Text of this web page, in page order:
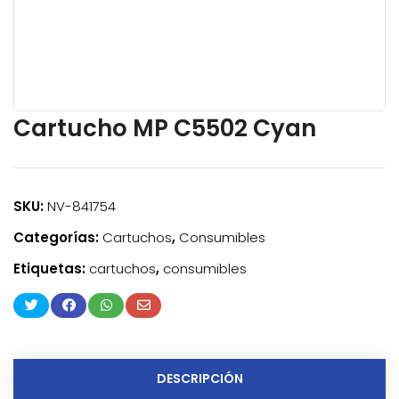
Cartucho MP C5502 Cyan
SKU:NV-841754
Categorías: Cartuchos, Consumibles
Etiquetas: cartuchos, consumibles
DESCRIPCIÓN